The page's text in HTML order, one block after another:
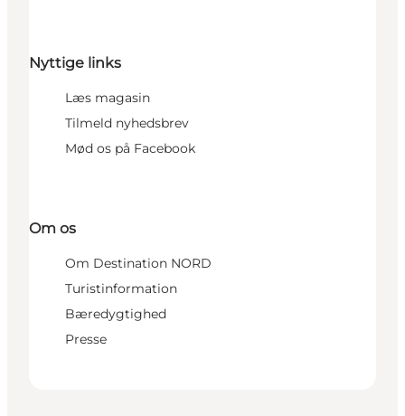
Nyttige links
Læs magasin
Tilmeld nyhedsbrev
Mød os på Facebook
Om os
Om Destination NORD
Turistinformation
Bæredygtighed
Presse